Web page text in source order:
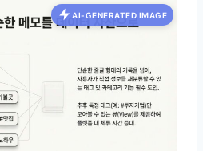
AI-GENERATED IMAGE